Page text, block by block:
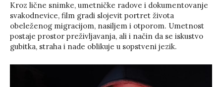
Kroz lične snimke, umetničke radove i dokumentovanje
svakodnevice, film gradi slojevit portret života
obeleženog migracijom, nasiljem i otporom. Umetnost
postaje prostor preživljavanja, ali i način da se iskustvo
gubitka, straha i nade oblikuje u sopstveni jezik.